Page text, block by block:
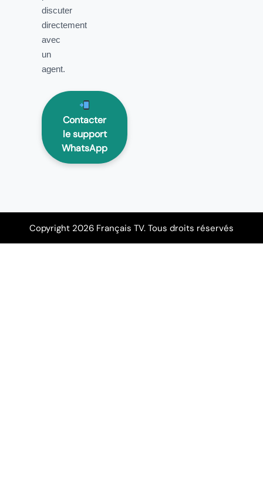
discuter
directement
avec
un
agent.
Contacter
le support
WhatsApp
Copyright 2026 Français TV. Tous droits réservés